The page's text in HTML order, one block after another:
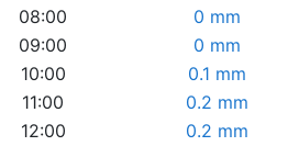
08:00
0 mm
09:00
0 mm
10:00
0.1 mm
11:00
0.2 mm
12:00
0.2 mm